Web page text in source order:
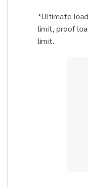
*Ultimate
limit, proof
limit.